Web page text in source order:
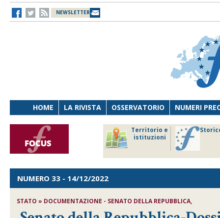
NEWSLETTER
HOME LA RIVISTA OSSERVATORIO NUMERI
Territorio e
istituzioni
NUMERO 33 - 14/12/2022
STATO » DOCUMENTAZIONE - SENATO DELLA REPUBBLICA,